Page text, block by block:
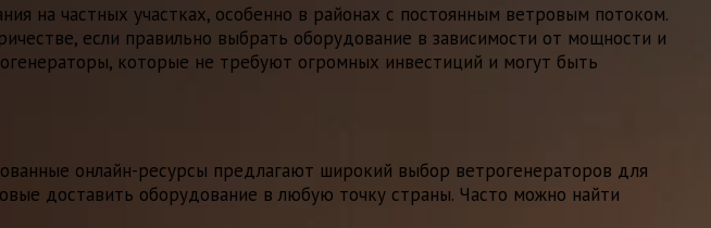
на частных участках, особенно в районах с постоянным ветровым потоком.
если правильно выбрать оборудование в зависимости от мощности и
которые не требуют огромных инвестиций и могут быть
онлайн-ресурсы предлагают широкий выбор ветрогенераторов для
доставить оборудование в любую точку страны. Часто можно найти